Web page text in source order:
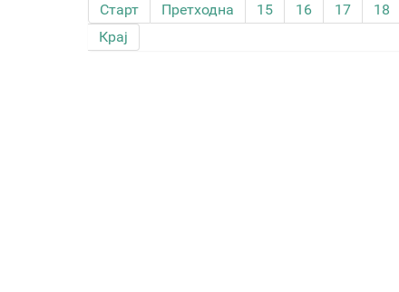
Старт Претходна 15 16 17 18
Крај